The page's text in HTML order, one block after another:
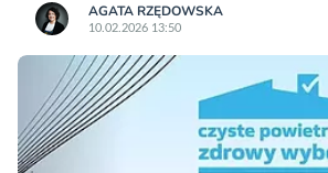
AGATA RZĘDOWSKA
10.02.2026 13:50